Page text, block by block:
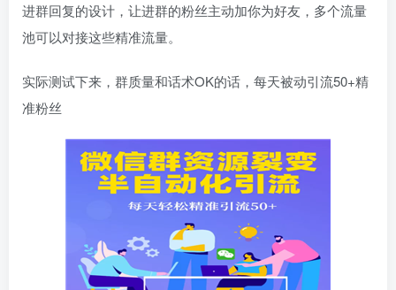
进群回复的设计，让进群的粉丝主动加你为好友，多个流量
池可以对接这些精准流量。
实际测试下来，群质量和话术OK的话，每天被动引流50+精
准粉丝